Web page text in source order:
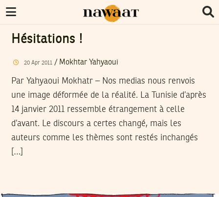
Hésitations !
20 Apr 2011/ Mokhtar Yahyaoui
Par Yahyaoui Mokhatr – Nos medias nous renvois
une image déformée de la réalité. La Tunisie d’après
14 janvier 2011 ressemble étrangement à celle
d’avant. Le discours a certes changé, mais les
auteurs comme les thèmes sont restés inchangés
[…]